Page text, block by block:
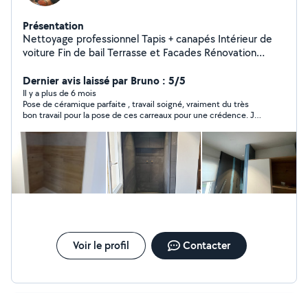
Présentation
Nettoyage professionnel Tapis + canapés Intérieur de
voiture Fin de bail Terrasse et Facades Rénovation
Dernier avis laissé par Bruno : 5/5
Il y a plus de 6 mois
Pose de céramique parfaite , travail soigné, vraiment du très
bon travail pour la pose de ces carreaux pour une crédence. Je
Voir le profil Contacter